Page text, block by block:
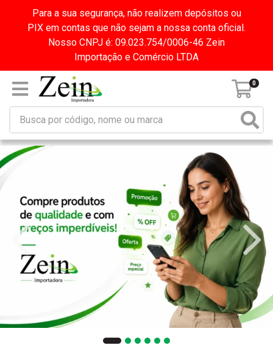
Para a sua segurança, não realizem depósitos ou
PIX em contas que não sejam a nossa conta oficial.
Nosso CNPJ é: 09.023.754/0006-46 Zein
Importação e Comércio LTDA
0